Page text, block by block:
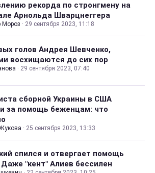
рекорда по стронгмену на
Арнольда Шварцнеггера
Мороз · 29 сентября 2023, 11:18
голов Андрея Шевченко,
восхищаются до сих пор
· 29 сентября 2023, 07:40
сборной Украины в США
за помощь беженцам: что
· 25 сентября 2023, 13:33
спился и отвергает помощь
Даже "кент" Алиев бессилен